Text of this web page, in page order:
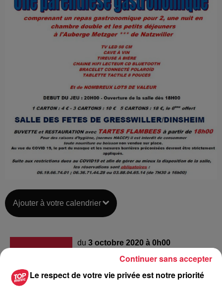
Ajouter à votre calendrier
du 3 octobre 2020 à 0h00
3 octobre 2020 à 0h00
Le respect de votre vie privée est notre priorité
Continuer sans accepter